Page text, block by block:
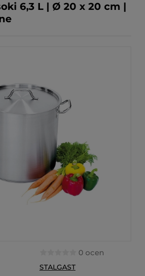
6,3 L | Ø 20 x 20 cm |
0 ocen
STALGAST